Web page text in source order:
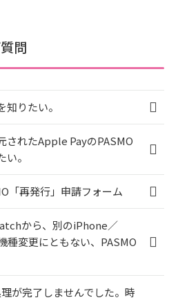
問
りたい。
されたApple PayのPASMO
。
「再発行」申請フォーム
から、別のiPhone／
変更にともない、PASMO
理が完了しませんでした。時